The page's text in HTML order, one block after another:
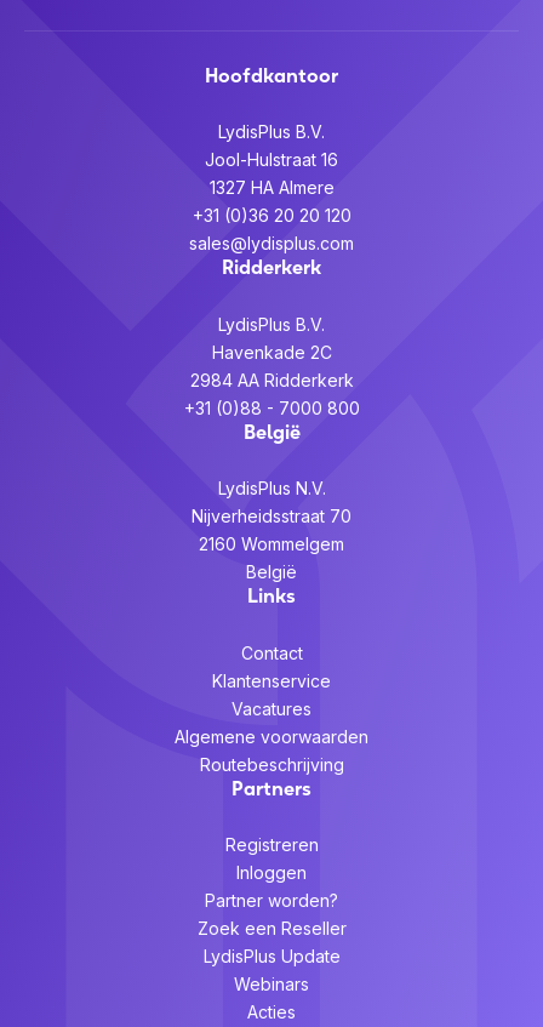
Hoofdkantoor
LydisPlus B.V.
Jool-Hulstraat 16
1327 HA Almere
+31 (0)36 20 20 120
sales@lydisplus.com
Ridderkerk
LydisPlus B.V.
Havenkade 2C
2984 AA Ridderkerk
+31 (0)88 - 7000 800
België
LydisPlus N.V.
Nijverheidsstraat 70
2160 Wommelgem
België
Links
Contact
Klantenservice
Vacatures
Algemene voorwaarden
Routebeschrijving
Partners
Registreren
Inloggen
Partner worden?
Zoek een Reseller
LydisPlus Update
Webinars
Acties